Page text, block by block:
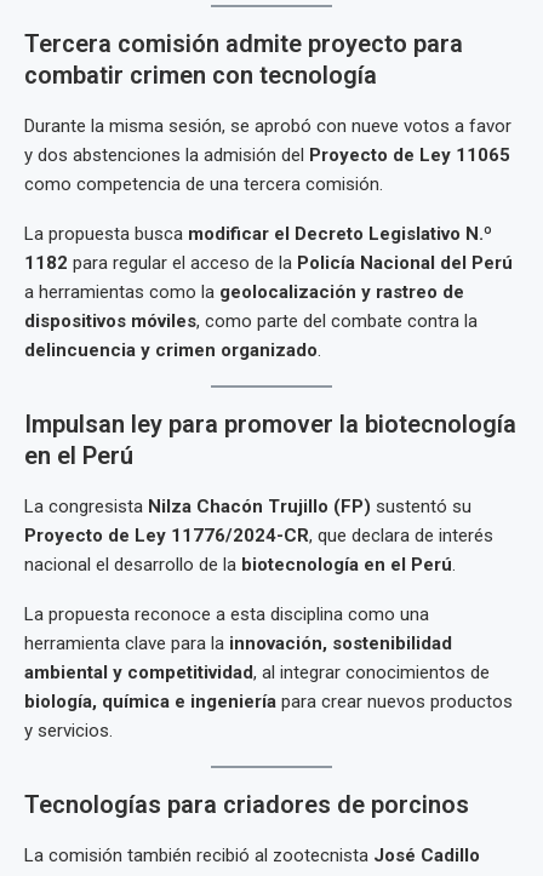
Tercera comisión admite proyecto para
combatir crimen con tecnología
Durante la misma sesión, se aprobó con nueve votos a favor
y dos abstenciones la admisión del Proyecto de Ley 11065
como competencia de una tercera comisión.
La propuesta busca modificar el Decreto Legislativo N.º
1182 para regular el acceso de la Policía Nacional del Perú
a herramientas como la geolocalización y rastreo de
dispositivos móviles, como parte del combate contra la
delincuencia y crimen organizado.
Impulsan ley para promover la biotecnología
en el Perú
La congresista Nilza Chacón Trujillo (FP) sustentó su
Proyecto de Ley 11776/2024-CR, que declara de interés
nacional el desarrollo de la biotecnología en el Perú.
La propuesta reconoce a esta disciplina como una
herramienta clave para la innovación, sostenibilidad
ambiental y competitividad, al integrar conocimientos de
biología, química e ingeniería para crear nuevos productos
y servicios.
Tecnologías para criadores de porcinos
La comisión también recibió al zootecnista José Cadillo